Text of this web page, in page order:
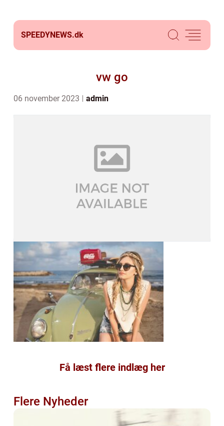
SPEEDYNEWS.dk
vw go
06 november 2023 admin
Få læst flere indlæg her
Flere Nyheder